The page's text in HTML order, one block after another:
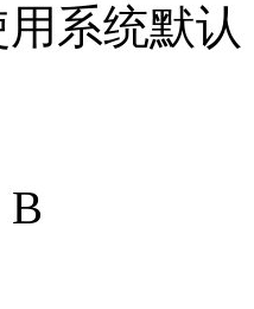
系统默认